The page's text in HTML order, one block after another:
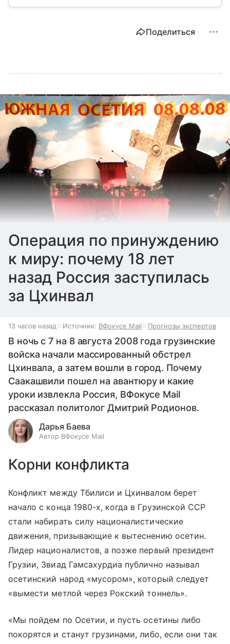
Поделиться
Операция по принуждению
к миру: почему 18 лет
назад Россия заступилась
за Цхинвал
13 часов назад Источник: ВФокусе Mail Прогнозы экспертов
В ночь с 7 на 8 августа 2008 года грузинские
войска начали массированный обстрел
Цхинвала, а затем вошли в город. Почему
Саакашвили пошел на авантюру и какие
уроки извлекла Россия, ВФокусе Mail
рассказал политолог Дмитрий Родионов.
Дарья Баева
Автор ВФокусе Mail
Корни конфликта
Конфликт между Тбилиси и Цхинвалом берет
начало с конца 1980-х, когда в Грузинской ССР
стали набирать силу националистические
движения, призывающие к вытеснению осетин.
Лидер националистов, а позже первый президент
Грузии, Звиад Гамсахурдиа публично называл
осетинский народ «мусором», который следует
«вымести метлой через Рокский тоннель».
«Мы пойдем по Осетии, и пусть осетины либо
покорятся и станут грузинами, либо, если они так